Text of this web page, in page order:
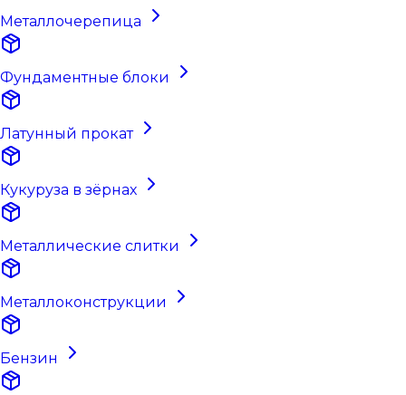
Металлочерепица
Фундаментные блоки
Латунный прокат
Кукуруза в зёрнах
Металлические слитки
Металлоконструкции
Бензин